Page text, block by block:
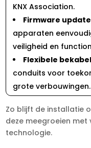
KNX Association.​
Firmware
apparaten
veiligheid en
Flexibele
conduits voor
grote verbouwingen.​
Zo blijft de installatie
deze meegroeien met
technologie.​